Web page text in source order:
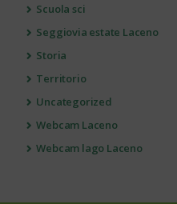
Scuola sci
Seggiovia estate Laceno
Storia
Territorio
Uncategorized
Webcam Laceno
Webcam lago Laceno